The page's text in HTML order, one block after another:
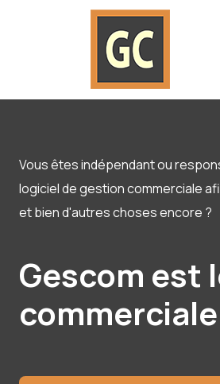
Vous êtes indépendant ou
logiciel de gestion commerciale
et bien d'autres choses encore ?
Gescom est